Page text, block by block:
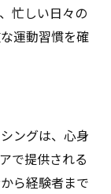
のキックボ
ルへの導入
面的な成長
じた自己改
忙しい日々の
運動習慣を確
ングは、心身
で提供される
ら経験者まで